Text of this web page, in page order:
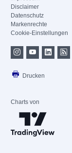
Disclaimer
Datenschutz
Markenrechte
Cookie-Einstellungen
Drucken
Charts von